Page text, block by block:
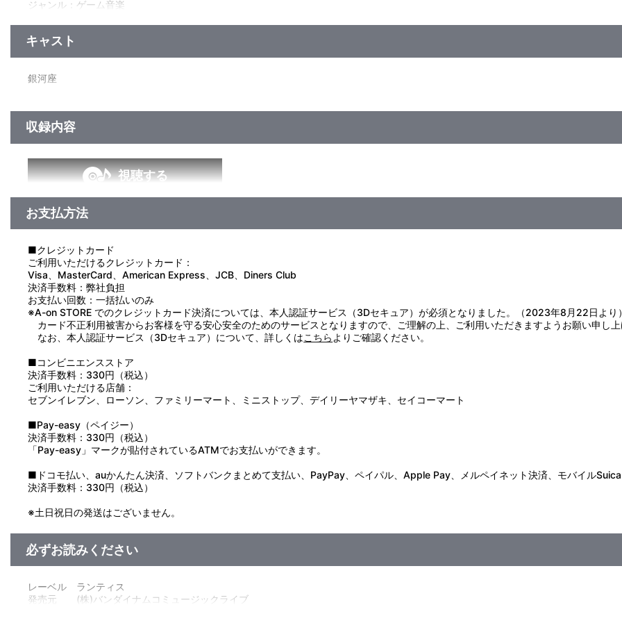
ジャンル：ゲーム音楽
キャスト
銀河座
収録内容
視聴する
お支払方法
■クレジットカード
ご利用いただけるクレジットカード：
Visa、MasterCard、American Express、JCB、Diners Club
決済手数料：弊社負担
お支払い回数：一括払いのみ
※A-on STORE でのクレジットカード決済については、本人認証サービス（3Dセキュア）が必須となりました。（2023年8月22日より
カード不正利用被害からお客様を守る安心安全のためのサービスとなりますので、ご理解の上、ご利用いただきますようお願い申し
なお、本人認証サービス（3Dセキュア）について、詳しくはこちら よりご確認ください。
■コンビニエンスストア
決済手数料：330円（税込）
ご利用いただける店舗：
セブンイレブン、ローソン、ファミリーマート、ミニストップ、デイリーヤマザキ、セイコーマート
■Pay-easy（ペイジー）
決済手数料：330円（税込）
「Pay-easy」マークが貼付されているATMでお支払いができます。
■ドコモ払い、auかんたん決済、ソフトバンクまとめて支払い、PayPay、ペイパル、Apple Pay、メルペイネット決済、モバイルSuica
決済手数料：330円（税込）
※土日祝日の発送はございません。
必ずお読みください
レーベル ランティス
発売元 (株)バンダイナムコミュージックライブ